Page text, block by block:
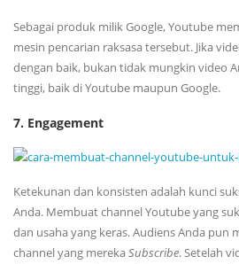
Sebagai produk milik Google, Youtube
mesin pencarian raksasa tersebut. Jika
dengan baik, bukan tidak mungkin video
tinggi, baik di Youtube maupun Google.
7. Engagement
Ketekunan dan konsisten adalah kunci
Anda. Membuat channel Youtube yang
dan usaha yang keras. Audiens Anda pun
channel yang merekaSubscribe. Setelah